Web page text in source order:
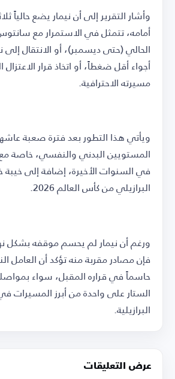
وأشار التقرير إلى أن نيمار يضع حالياً
أمامه، تتمثل في الاستمرار مع
الحالي (حتى ديسمبر)، أو الانتقال إلى
أجواء أقل ضغطاً، أو اتخاذ قرار الاعتزال
مسيرته الاحترافية.
ويأتي هذا التطور بعد فترة صعبة
المستويين البدني والنفسي، خاصة مع
في السنوات الأخيرة، إضافة إلى خيبة
البرازيلي من كأس العالم 2026.
ورغم أن نيمار لم يحسم موقفه بشكل
فإن مصادر مقربة منه تؤكد أن
حاسماً في قراره المقبل، سواء
الستار على واحدة من أبرز المسيرات
البرازيلية.
عرض التعليقات